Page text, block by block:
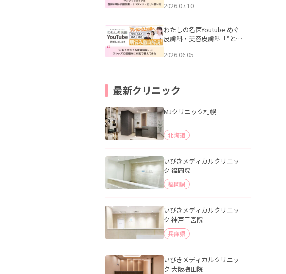
医師が明かす副作用・リバ
公開いたしました。
2026.07.10
わたしの名医Youtube めぐ
皮膚科・美容皮膚科「”とお
ッズの肌悩みに本気で答え
2026.06.05
最新クリニック
MJクリニック札幌
北海道
いびきメディカルクリニッ
ク 福岡院
福岡県
いびきメディカルクリニッ
ク 神戸三宮院
兵庫県
いびきメディカルクリニッ
ク 大阪梅田院